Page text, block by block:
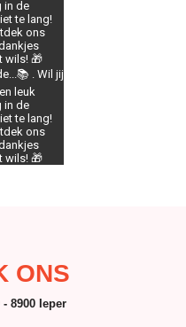
in de
te lang!
ons
wils! 🎁
. Wil jij
leuk
in de
te lang!
ons
wils! 🎁
ONS
8900 Ieper